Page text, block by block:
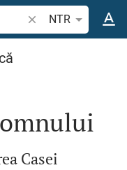
Căutați un verset
NTR
Casei